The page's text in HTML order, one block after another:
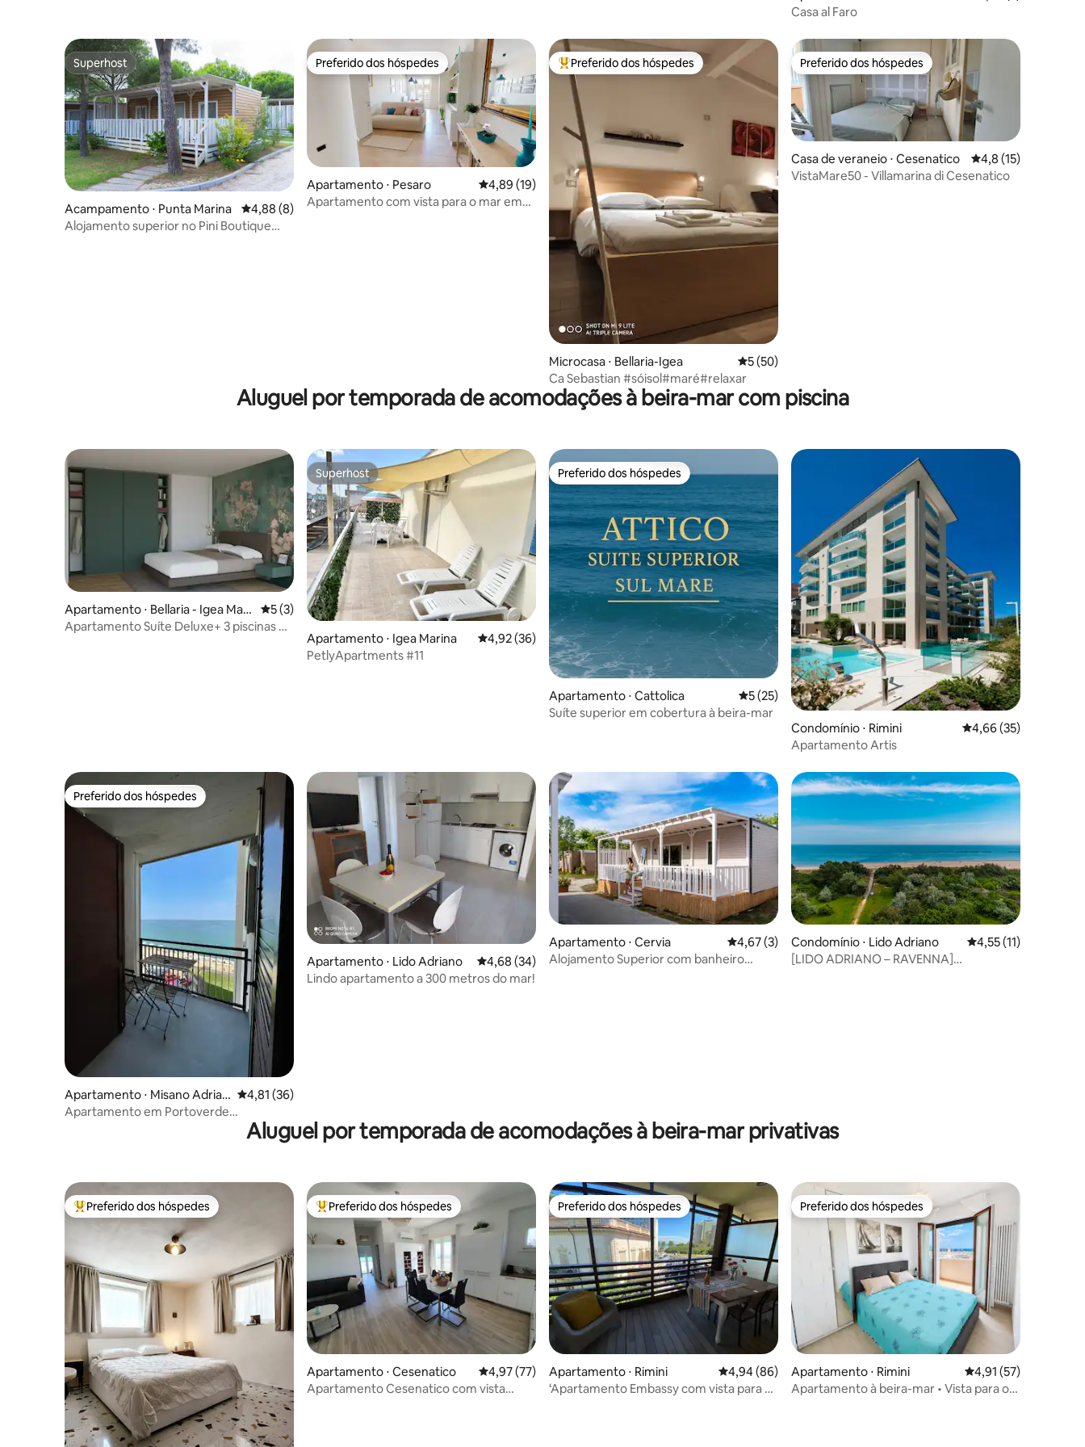
Casa al Faro
Superhost
Superhost
Acampamento ⋅ Punta Marina 4,88 de uma avaliação média de 5, 8 avaliações
4,88 (8)
Alojamento superior no Pini Boutique
Preferido dos hóspedes
Preferido dos hóspedes
Apartamento ⋅ Pesaro 4,89 de uma avaliação média de 5, 19 avaliações
4,89 (19)
Apartamento com vista para o mar em
Entre os melhores preferidos dos hóspedes
Preferido dos hóspedes
Microcasa ⋅ Bellaria-Igea 5 de uma avaliação média de 5, 50 avaliações
5 (50)
Ca Sebastian #sóisol#maré#relaxar
Preferido dos hóspedes
Preferido dos hóspedes
Casa de veraneio ⋅ Cesenatico 4,8 de uma
4,8 (15)
VistaMare50 - Villamarina di Cesenatico
Aluguel por temporada de acomodações à beira-mar com piscina
Apartamento ⋅ Bellaria - Igea Mari
na
5 de uma avaliação média de 5, 3 avaliações
5 (3)
Apartamento Suíte Deluxe+ 3 piscinas +
Superhost
Superhost
Apartamento ⋅ Igea Marina 4,92 de uma avaliação média de 5, 36 avaliações
4,92 (36)
PetlyApartments #11
Preferido dos hóspedes
Preferido dos hóspedes
Apartamento ⋅ Cattolica 5 de uma avaliação média de 5, 25 avaliações
5 (25)
Suíte superior em cobertura à beira-mar
Condomínio ⋅ Rimini
4,66 de uma
4,66 (35)
Apartamento Artis
Preferido dos hóspedes
Preferido dos hóspedes
Apartamento ⋅ Misano Adriati
co
4,81 de uma avaliação média de 5, 36 avaliações
4,81 (36)
Apartamento em Portoverde
Apartamento ⋅ Lido Adriano 4,68 de uma avaliação média de 5, 34 avaliações
4,68 (34)
Lindo apartamento a 300 metros do mar!
Apartamento ⋅ Cervia 4,67 de uma avaliação média de 5, 3 avaliações
4,67 (3)
Alojamento Superior com banheiro
Condomínio ⋅ Lido Adriano 4,55 de uma
4,55 (11)
[LIDO ADRIANO – RAVENNA]
Aluguel por temporada de acomodações à beira-mar privativas
Entre os melhores preferidos dos hóspedes
Preferido dos hóspedes Entre os melhores preferidos dos hóspedes
Preferido dos hóspedes
Apartamento ⋅ Cesenatico 4,97 de uma avaliação média de 5, 77 avaliações
4,97 (77)
Apartamento Cesenatico com vista
Preferido dos hóspedes
Preferido dos hóspedes
Apartamento ⋅ Rimini 4,94 de uma avaliação média de 5, 86 avaliações
4,94 (86)
‘Apartamento Embassy com vista para o
Preferido dos hóspedes
Preferido dos hóspedes
Apartamento ⋅ Rimini 4,91 de uma
4,91 (57)
Apartamento à beira-mar • Vista para o